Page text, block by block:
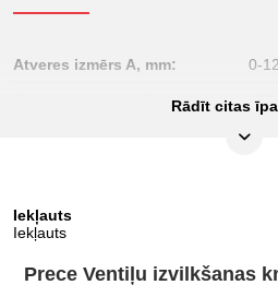
Atveres izmērs A, mm: 0-
Detaļas garums L2 mm:
Iesaiņojuma augstums, mm:
Iesaiņojuma garums, mm:
Iesaiņojuma platums, mm: 110
Rādīt citas
Iekļauts
Iekļauts
Prece Ventiļu izvilkšanas